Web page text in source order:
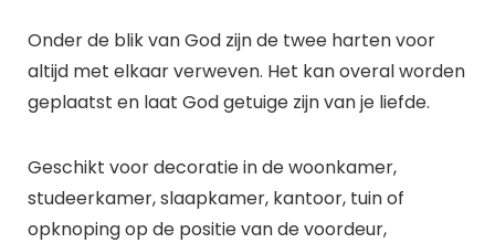
Onder de blik van God zijn de twee harten voor
altijd met elkaar verweven. Het kan overal worden
geplaatst en laat God getuige zijn van je liefde.
Geschikt voor decoratie in de woonkamer,
studeerkamer, slaapkamer, kantoor, tuin of
opknoping op de positie van de voordeur,